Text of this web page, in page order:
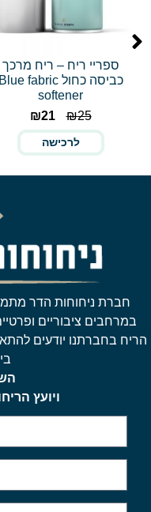
ספריי ריח – ריח מרכך
כביסה כחול Blue fabric
softener
₪25
₪21
לרכישה
ויועץ
חברת ניחוחות הדר
במרחבים ציבוריים
הריח בחברתנו יודעים